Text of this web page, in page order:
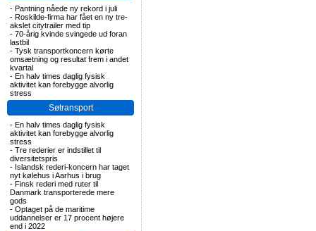
- Pantning nåede ny rekord i juli
- Roskilde-firma har fået en ny tre-
akslet citytrailer med tip
- 70-årig kvinde svingede ud foran
lastbil
- Tysk transportkoncern kørte
omsætning og resultat frem i andet
kvartal
- En halv times daglig fysisk
aktivitet kan forebygge alvorlig
stress
Søtransport
- En halv times daglig fysisk
aktivitet kan forebygge alvorlig
stress
- Tre rederier er indstillet til
diversitetspris
- Islandsk rederi-koncern har taget
nyt kølehus i Aarhus i brug
- Finsk rederi med ruter til
Danmark transporterede mere
gods
- Optaget på de maritime
uddannelser er 17 procent højere
end i 2022